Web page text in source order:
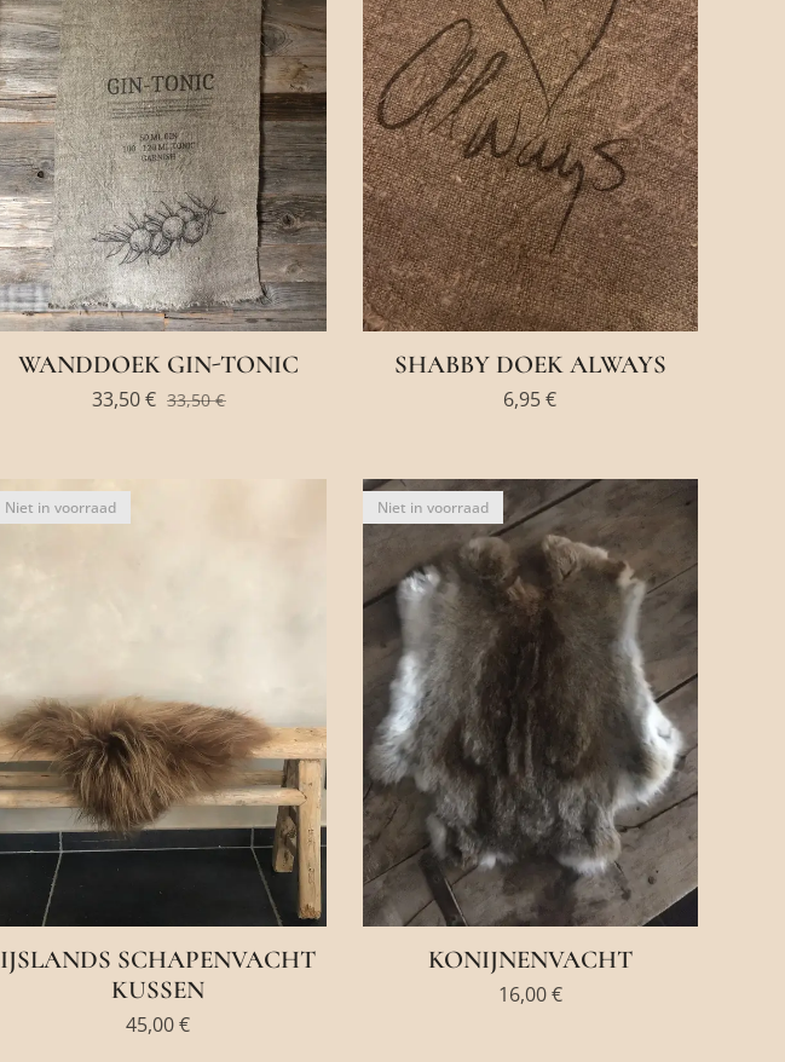
WANDDOEK GIN-TONIC
33,50€ 33,50€
SHABBY DOEK ALWAYS
6,95€
IJSLANDS SCHAPENVACHT
KUSSEN
Niet in voorraad
45,00€
KONIJNENVACHT
Niet in voorraad
16,00€